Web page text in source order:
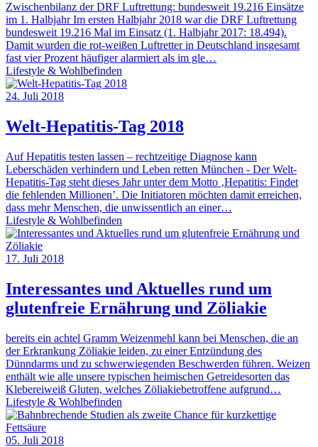
Zwischenbilanz der DRF Luftrettung: bundesweit 19.216 Einsätze
im 1. Halbjahr Im ersten Halbjahr 2018 war die DRF Luftrettung
bundesweit 19.216 Mal im Einsatz (1. Halbjahr 2017: 18.494).
Damit wurden die rot-weißen Luftretter in Deutschland insgesamt
fast vier Prozent häufiger alarmiert als im gle…
Lifestyle & Wohlbefinden
24. Juli 2018
Welt-Hepatitis-Tag 2018
Auf Hepatitis testen lassen – rechtzeitige Diagnose kann
Leberschäden verhindern und Leben retten München - Der Welt-
Hepatitis-Tag steht dieses Jahr unter dem Motto ‚Hepatitis: Findet
die fehlenden Millionen’. Die Initiatoren möchten damit erreichen,
dass mehr Menschen, die unwissentlich an einer…
Lifestyle & Wohlbefinden
17. Juli 2018
Interessantes und Aktuelles rund um
glutenfreie Ernährung und Zöliakie
bereits ein achtel Gramm Weizenmehl kann bei Menschen, die an
der Erkrankung Zöliakie leiden, zu einer Entzündung des
Dünndarms und zu schwerwiegenden Beschwerden führen. Weizen
enthält wie alle unsere typischen heimischen Getreidesorten das
Klebereiweiß Gluten, welches Zöliakiebetroffene aufgrund…
Lifestyle & Wohlbefinden
05. Juli 2018